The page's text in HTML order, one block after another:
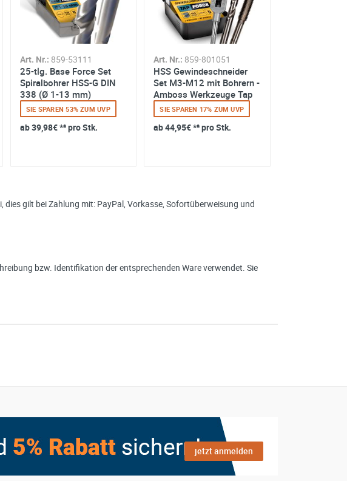
Art. Nr.: 859-53111
25-tlg. Base Force Set
Spiralbohrer HSS-G DIN
338 (Ø 1-13 mm)
SIE SPAREN 53% ZUM UVP
ab39,98€*² pro Stk.
Art. Nr.: 859-801051
HSS Gewindeschneider
Set M3-M12 mit Bohrern -
Amboss Werkzeuge Tap
Force - Kompl...
SIE SPAREN 17% ZUM UVP
ab44,95€*² pro Stk.
gilt bei Zahlung mit: PayPal, Vorkasse, Sofortüberweisung und
bzw. Identifikation der entsprechenden Ware verwendet. Sie
jetzt anmelden